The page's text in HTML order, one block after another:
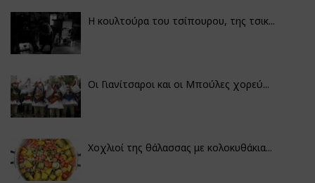
Η κουλτούρα του τσίπουρου, της τσικ...
Οι Γιανίτσαροι και οι Μπούλες χορεύ...
Χοχλιοί της θάλασσας με κολοκυθάκια...